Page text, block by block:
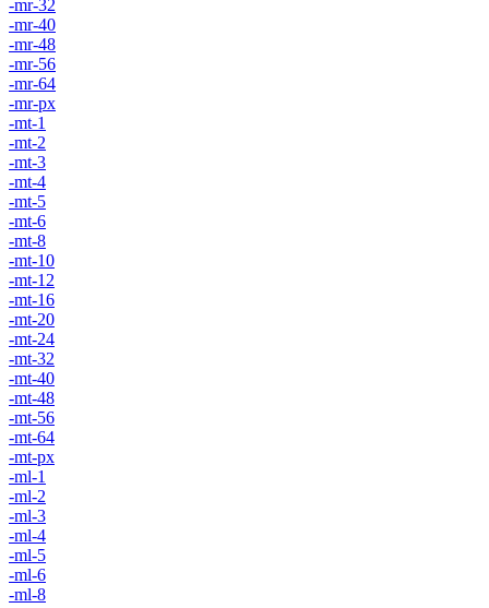
-mr-32
-mr-40
-mr-48
-mr-56
-mr-64
-mr-px
-mt-1
-mt-2
-mt-3
-mt-4
-mt-5
-mt-6
-mt-8
-mt-10
-mt-12
-mt-16
-mt-20
-mt-24
-mt-32
-mt-40
-mt-48
-mt-56
-mt-64
-mt-px
-ml-1
-ml-2
-ml-3
-ml-4
-ml-5
-ml-6
-ml-8